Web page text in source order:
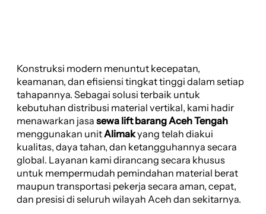
Konstruksi modern menuntut kecepatan,
keamanan, dan efisiensi tingkat tinggi dalam setiap
tahapannya. Sebagai solusi terbaik untuk
kebutuhan distribusi material vertikal, kami hadir
menawarkan jasa sewa lift barang Aceh Tengah
menggunakan unit Alimakyang telah diakui
kualitas, daya tahan, dan ketangguhannya secara
global. Layanan kami dirancang secara khusus
untuk mempermudah pemindahan material berat
maupun transportasi pekerja secara aman, cepat,
dan presisi di seluruh wilayah Aceh dan sekitarnya.